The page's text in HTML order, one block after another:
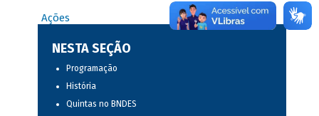
Ações
NESTA SEÇÃO
Programação
História
Quintas no BNDES